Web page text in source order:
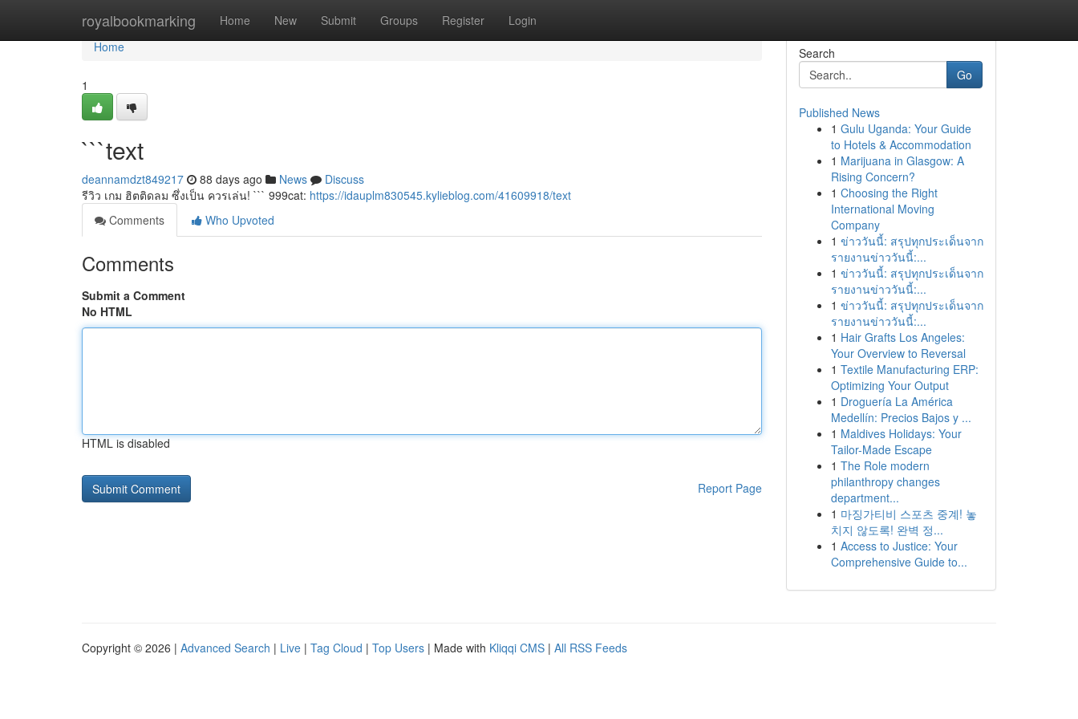
royalbookmarking Home New Submit Groups Register Login
Home
Home
1
```text
deannamdzt849217 88 days ago News
Discuss
รีวิว เกม ฮิตติดลม ซึ่งเป็น ควรเล่น! ``` 999cat: https://idauplm830545.kylieblog.com/41609918/text
Comments
Who Upvoted
Comments
Submit a Comment
No HTML
HTML is disabled
Report Page
Search
Go
Published News
1 Gulu Uganda: Your Guide
to Hotels & Accommodation
1 Marijuana in Glasgow: A
Rising Concern?
1 Choosing the Right
International Moving
Company
1 ข่าววันนี้: สรุปทุกประเด็นจาก
รายงานข่าววันนี้:...
1 ข่าววันนี้: สรุปทุกประเด็นจาก
รายงานข่าววันนี้:...
1 ข่าววันนี้: สรุปทุกประเด็นจาก
รายงานข่าววันนี้:...
1 Hair Grafts Los Angeles:
Your Overview to Reversal
1 Textile Manufacturing ERP:
Optimizing Your Output
1 Droguería La América
Medellín: Precios Bajos y ...
1 Maldives Holidays: Your
Tailor-Made Escape
1 The Role modern
philanthropy changes
department...
1 마징가티비 스포츠 중계! 놓
치지 않도록! 완벽 정...
1 Access to Justice: Your
Comprehensive Guide to...
Copyright © 2026 | Advanced Search | Live | Tag Cloud | Top Users | Made with Kliqqi CMS | All RSS Feeds